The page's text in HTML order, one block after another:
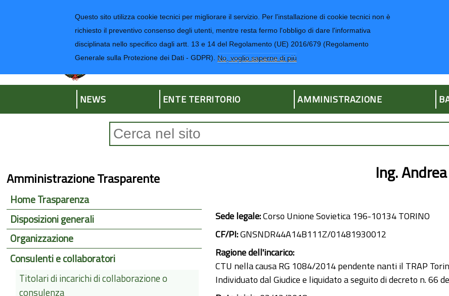
Questo sito utilizza cookie tecnici per migliorare il servizio. Per l'installazione di cookie tecnici non è
richiesto il preventivo consenso degli utenti, mentre resta fermo l'obbligo di dare l'informativa
disciplinata nello specifico dagli artt. 13 e 14 del Regolamento (UE) 2016/679 (Regolamento
Generale sulla Protezione dei Dati - GDPR). No, voglio saperne di più
Regione Liguria
Provincia di Imperia
NEWS ENTE TERRITORIO AMMINISTRAZIONE
Ing.
Sede legale:Corso Unione Sovietica 196-10134 TORINO
CF/PI:GNSNDR44A14B111Z/01481930012
Ragione dell'incarico:
CTU nella causa RG 1084/2014 pendente nanti il TRAP
Individuato dal Giudice e liquidato a seguito di decreto n. 66
Amministrazione Trasparente
Home Trasparenza
Disposizioni generali
Organizzazione
Consulenti e collaboratori
Titolari di incarichi di collaborazione o
consulenza